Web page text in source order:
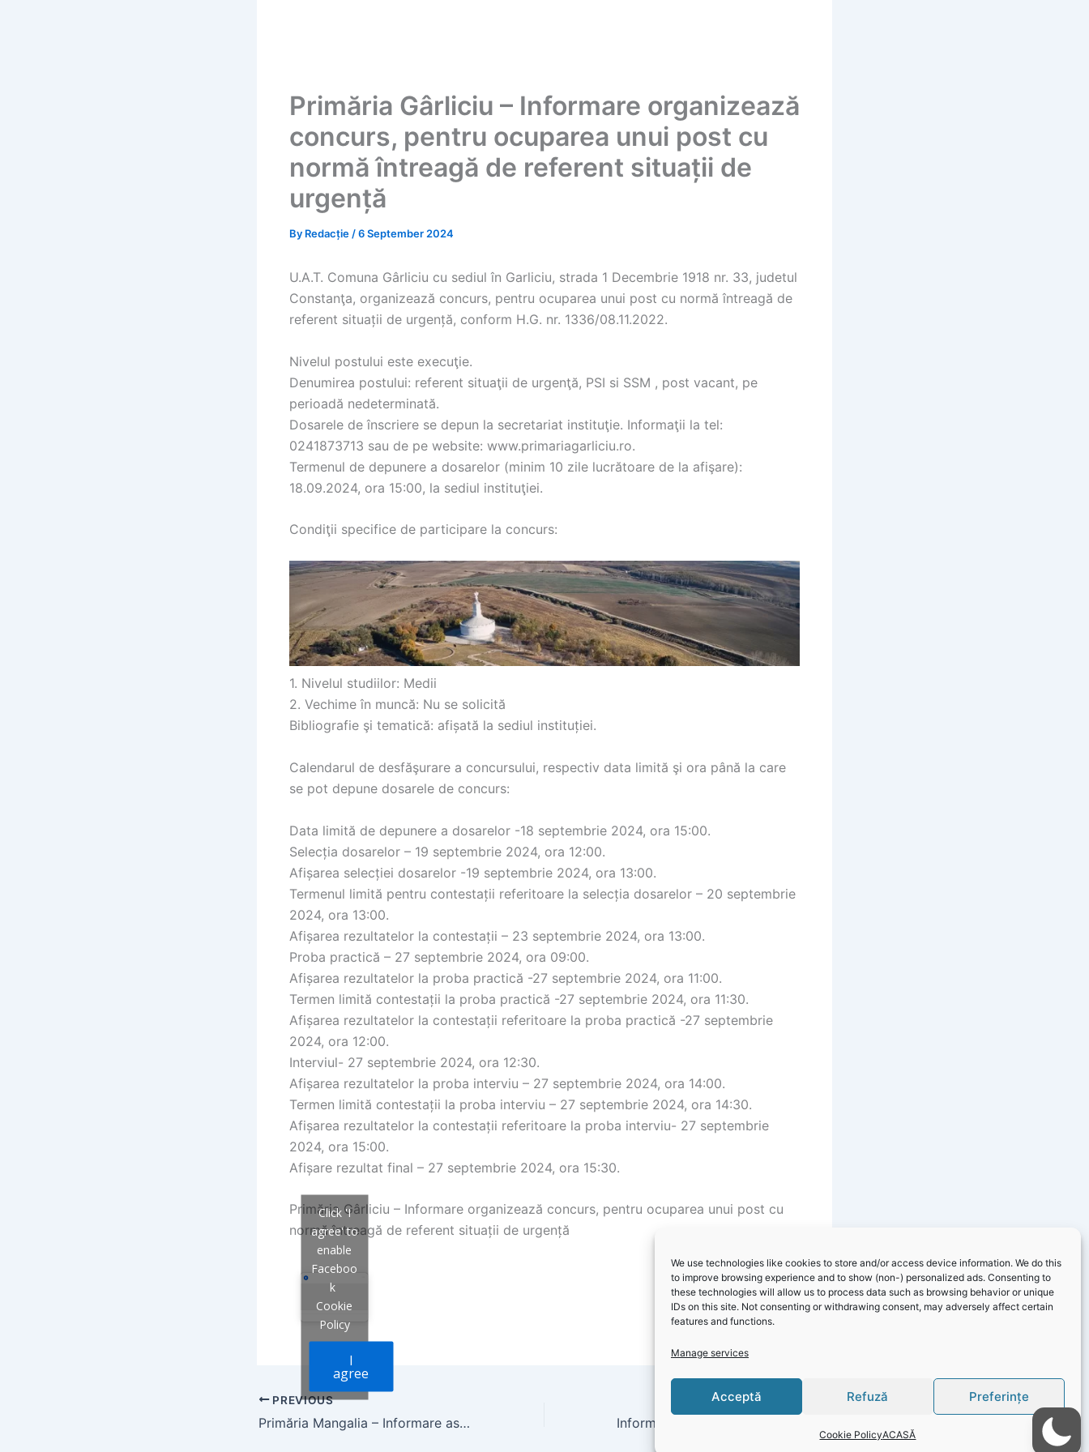
We use technologies like cookies to store and/or access device information. We do this
to improve browsing experience and to show (non-) personalized ads. Consenting to
these technologies will allow us to process data such as browsing behavior or unique
IDs on this site. Not consenting or withdrawing consent, may adversely affect certain
features and functions.
Manage services
Acceptă Refuză Preferințe
Cookie PolicyACASĂ
Primăria Gârliciu – Informare organizează
concurs, pentru ocuparea unui post cu
normă întreagă de referent situații de
urgență
By Redacție/6 September 2024
U.A.T. Comuna Gârliciu cu sediul în Garliciu, strada 1 Decembrie 1918 nr. 33, judetul
Constanţa, organizează concurs, pentru ocuparea unui post cu normă întreagă de
referent situații de urgență, conform H.G. nr. 1336/08.11.2022.
Nivelul postului este execuţie.
Denumirea postului: referent situaţii de urgenţă, PSI si SSM , post vacant, pe
perioadă nedeterminată.
Dosarele de înscriere se depun la secretariat instituţie. Informaţii la tel:
0241873713 sau de pe website: www.primariagarliciu.ro.
Termenul de depunere a dosarelor (minim 10 zile lucrătoare de la afişare):
18.09.2024, ora 15:00, la sediul instituţiei.
Condiţii specifice de participare la concurs:
1. Nivelul studiilor: Medii
2. Vechime în muncă: Nu se solicită
Bibliografie şi tematică: afișată la sediul instituției.
Calendarul de desfăşurare a concursului, respectiv data limită şi ora până la care
se pot depune dosarele de concurs:
Data limită de depunere a dosarelor -18 septembrie 2024, ora 15:00.
Selecția dosarelor – 19 septembrie 2024, ora 12:00.
Afișarea selecției dosarelor -19 septembrie 2024, ora 13:00.
Termenul limită pentru contestații referitoare la selecția dosarelor – 20 septembrie
2024, ora 13:00.
Afișarea rezultatelor la contestații – 23 septembrie 2024, ora 13:00.
Proba practică – 27 septembrie 2024, ora 09:00.
Afișarea rezultatelor la proba practică -27 septembrie 2024, ora 11:00.
Termen limită contestații la proba practică -27 septembrie 2024, ora 11:30.
Afișarea rezultatelor la contestații referitoare la proba practică -27 septembrie
2024, ora 12:00.
Interviul- 27 septembrie 2024, ora 12:30.
Afișarea rezultatelor la proba interviu – 27 septembrie 2024, ora 14:00.
Termen limită contestații la proba interviu – 27 septembrie 2024, ora 14:30.
Afișarea rezultatelor la contestații referitoare la proba interviu- 27 septembrie
2024, ora 15:00.
Afișare rezultat final – 27 septembrie 2024, ora 15:30.
Primăria Gârliciu – Informare organizează concurs, pentru ocuparea unui post cu
normă întreagă de referent situații de urgență
Click 'I
agree' to
enable
Faceboo
k
Cookie
Policy
I
agree
PREVIOUS
Primăria Mangalia – Informare asfaltare General Boerescu